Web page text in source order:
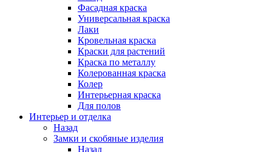
Фасадная краска
Универсальная краска
Лаки
Кровельная краска
Краски для растений
Краска по металлу
Колерованная краска
Колер
Интерьерная краска
Для полов
Интерьер и отделка
Назад
Замки и скобяные изделия
Назад